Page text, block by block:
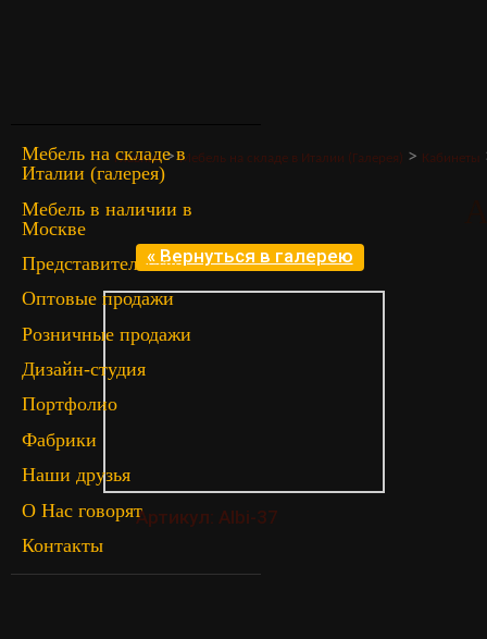
Мебель на складе в
Италии (галерея)
Мебель в наличии в
Москве
Представительство
Оптовые продажи
Розничные продажи
Дизайн-студия
Портфолио
Фабрики
Наши друзья
О Нас говорят
Контакты
Главная>Мебель на складе в Италии (Галерея) > Кабинеты
« Вернуться в галерею
Артикул: Albi-37